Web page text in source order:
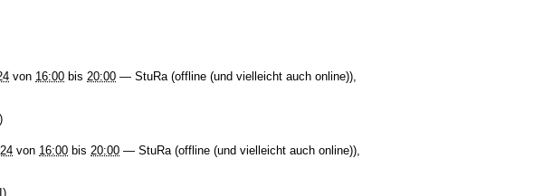
von 16:00 bis20:00 —StuRa (offline (und vielleicht auch online)),
von 16:00 bis 20:00 —StuRa (offline (und vielleicht auch online))